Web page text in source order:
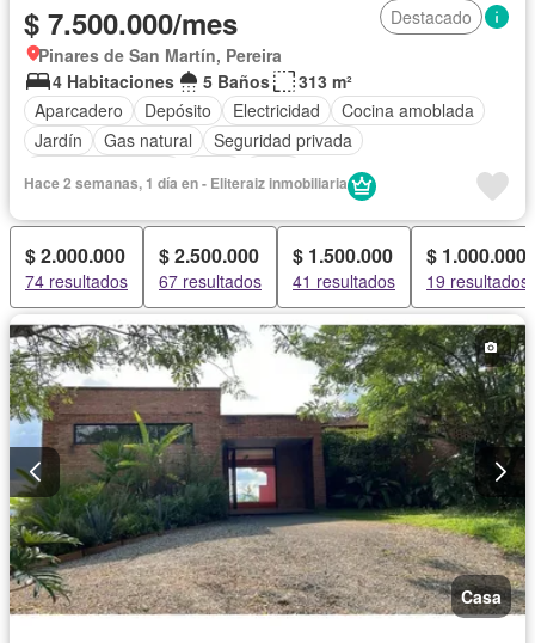
$ 7.500.000/mes
Destacado
Pinares de San Martín, Pereira
4 Habitaciones
5 Baños
313 m²
Aparcadero
Depósito Electricidad
Cocina amoblada
Jardín
Gas natural
Seguridad privada
Hace 2 semanas, 1 día en - Eliteraiz inmobiliaria
$ 2.000.000
74 resultados
$ 2.500.000
67 resultados
$ 1.500.000
41 resultados
$ 1.000.000
19 resultados
Casa